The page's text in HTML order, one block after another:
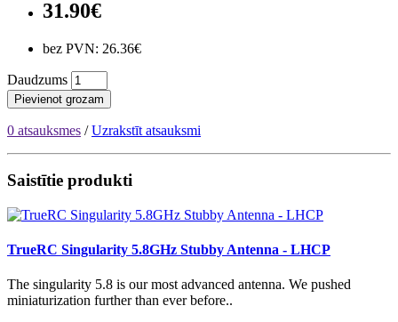
31.90€
bez PVN: 26.36€
Daudzums
Pievienot grozam
0 atsauksmes /Uzrakstīt atsauksmi
Saistītie produkti
TrueRC Singularity 5.8GHz Stubby Antenna - LHCP
The singularity 5.8 is our most advanced antenna. We pushed
miniaturization further than ever before..